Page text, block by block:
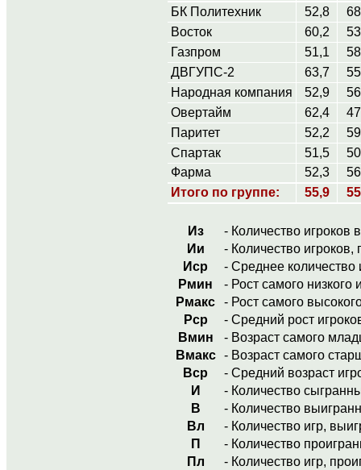
БК Политехник
52,8
Восток
60,2
Газпром
51,1
ДВГУПС-2
63,7
Народная компания
52,9
Овертайм
62,4
Паритет
52,2
Спартак
51,5
Фарма
52,3
Итого по группе:
55,9
Из
- Количество игроков
Ии
- Количество
Иср
- Среднее количество
Рмин
- Рост самого низкого
Рмакс
- Рост самого
Рср
- Средний рост
Вмин
- Возраст самого
Вмакс
- Возраст самого
Вср
- Средний возраст
И
- Количество
В
- Количество
Вл
- Количество игр,
П
- Количество
Пл
- Количество игр,